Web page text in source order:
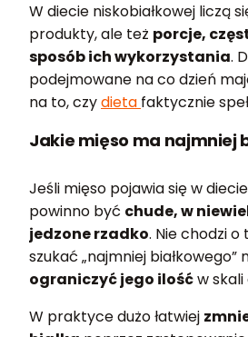
W diecie niskobiałkowej liczą
produkty, ale też porcje,
sposób ich wykorzystania.
podejmowane na co dzień
na to, czydieta faktycznie
Jakie mięso ma najmniej
Jeśli mięso pojawia się w
powinno być chude, w
jedzone rzadko. Nie chodzi
szukać „najmniej białkowego”
ograniczyć jego ilośćw skali
W praktyce dużo łatwiej